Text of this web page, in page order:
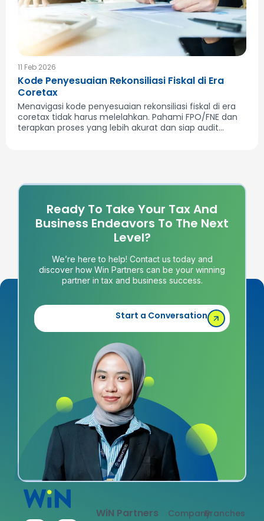
11 Feb 2026
Kode Penyesuaian Rekonsiliasi Fiskal di Era
Coretax
Menavigasi kode penyesuaian rekonsiliasi fiskal di era
coretax tidak harus melelahkan. Pahami FPO/FNE dan
terapkan proses yang lebih akurat dan siap audit...
Ready To Take Your Tax And
Business Endeavors To The Next
Level?
We’re here to help! Contact us today and
discover how Win Partners can be your winning
partner in tax and business success.
Start a Conversation
WiN Partners CompanyBranches